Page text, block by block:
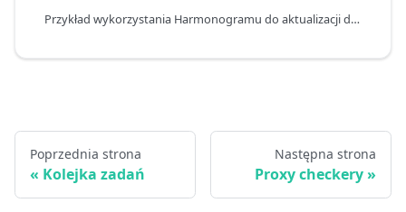
Przykład wykorzystania Harmonogramu do aktualizacji danych w tabeli
Poprzednia strona
Kolejka zadań
Następna strona
Proxy checkery